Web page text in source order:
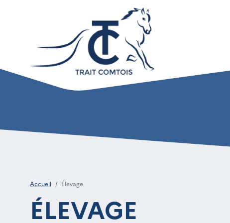
Accueil Élevage
ÉLEVAGE